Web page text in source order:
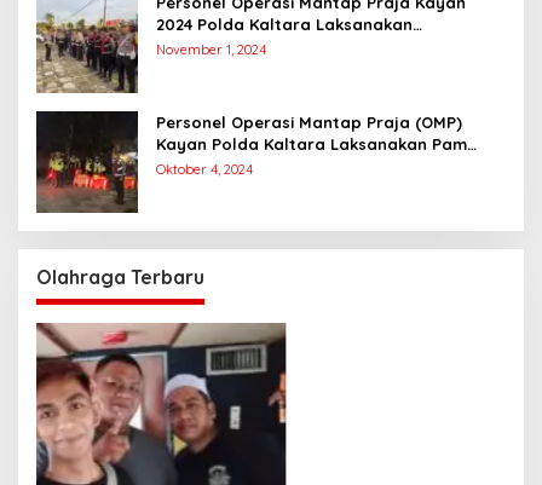
2024 Polda Kaltara Laksanakan
Pengamanan Simulasi Pemungutan dan
November 1, 2024
Personel Operasi Mantap Praja (OMP)
Kayan Polda Kaltara Laksanakan Pam
Kampanye Paslon Gubernur dan Wakil
Oktober 4, 2024
Olahraga Terbaru